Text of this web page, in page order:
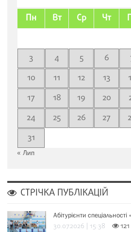
Пн Вт Ср Чт
3
4 5 6
10
11 12 13
17
18 19 20
24
25 26 27
31
« Лип
СТРІЧКА ПУБЛІКАЦІЙ
Абітурієнти
30.07.2026 | 15:38 121